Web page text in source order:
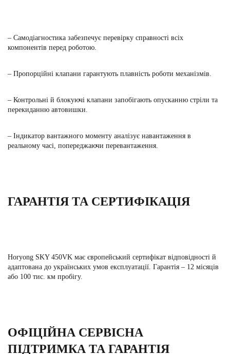
– Самодіагностика забезпечує перевірку справності всіх
компонентів перед роботою.
– Пропорційні клапани гарантують плавність роботи механізмів.
– Контрольні й блокуючі клапани запобігають опусканню стріли та
перекиданню автовишки.
– Індикатор вантажного моменту аналізує навантаження в
реальному часі, попереджаючи перевантаження.
ГАРАНТІЯ ТА СЕРТИФІКАЦІЯ
Horyong SKY 450VK має європейський сертифікат відповідності й
адаптована до українських умов експлуатації. Гарантія – 12 місяців
або 100 тис. км пробігу.
ОФІЦІЙНА СЕРВІСНА
ПІДТРИМКА ТА ГАРАНТІЯ